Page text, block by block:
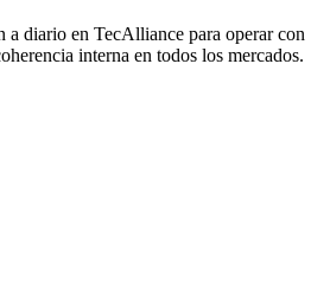
a diario en TecAlliance para operar con
interna en todos los mercados.